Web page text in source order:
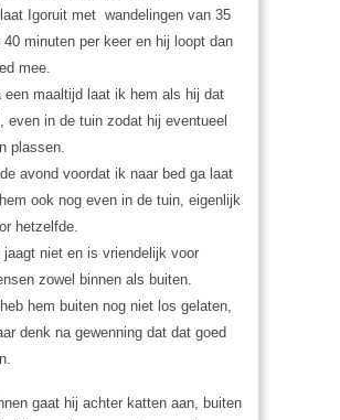
laat Igoruit met wandelingen van 35
40 minuten per keer en hij loopt dan
mee.
een maaltijd laat ik hem als hij dat
even in de tuin zodat hij eventueel
plassen.
de avond voordat ik naar bed ga laat
ook nog even in de tuin, eigenlijk
hetzelfde.
jaagt niet en is vriendelijk voor
zowel binnen als buiten.
heb hem buiten nog niet los gelaten,
denk na gewenning dat dat goed
gaat hij achter katten aan, buiten